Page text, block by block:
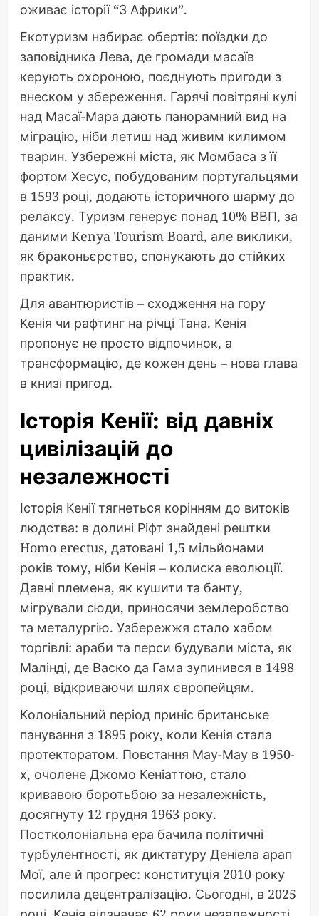
оживає історії “З Африки”.
Екотуризм набирає обертів: поїздки до
заповідника Лева, де громади масаїв
керують охороною, поєднують пригоди з
внеском у збереження. Гарячі повітряні кулі
над Масаї-Мара дають панорамний вид на
міграцію, ніби летиш над живим килимом
тварин. Узбережні міста, як Момбаса з її
фортом Хесус, побудованим португальцями
в 1593 році, додають історичного шарму до
релаксу. Туризм генерує понад 10% ВВП, за
даними Kenya Tourism Board, але виклики,
як браконьєрство, спонукають до стійких
практик.
Для авантюристів – сходження на гору
Кенія чи рафтинг на річці Тана. Кенія
пропонує не просто відпочинок, а
трансформацію, де кожен день – нова глава
в книзі пригод.
Історія Кенії: від давніх
цивілізацій до
незалежності
Історія Кенії тягнеться корінням до витоків
людства: в долині Ріфт знайдені рештки
Homo erectus, датовані 1,5 мільйонами
років тому, ніби Кенія – колиска еволюції.
Давні племена, як кушити та банту,
мігрували сюди, приносячи землеробство
та металургію. Узбережжя стало хабом
торгівлі: араби та перси будували міста, як
Малінді, де Васко да Гама зупинився в 1498
році, відкриваючи шлях європейцям.
Колоніальний період приніс британське
панування з 1895 року, коли Кенія стала
протекторатом. Повстання Мау-Мау в 1950-
х, очолене Джомо Кеніаттою, стало
кривавою боротьбою за незалежність,
досягнуту 12 грудня 1963 року.
Постколоніальна ера бачила політичні
турбулентності, як диктатуру Деніела арап
Мої, але й прогрес: конституція 2010 року
посилила децентралізацію. Сьогодні, в 2025